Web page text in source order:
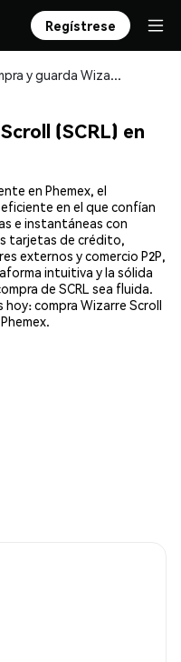
Regístrese
Compra y guarda Wizarre Scroll (SCRL) de forma segura
(SCRL) en
en Phemex, el
en el que confían
e instantáneas con
tarjetas de crédito,
externos y comercio P2P,
intuitiva y la sólida
de SCRL sea fluida.
compra Wizarre Scroll